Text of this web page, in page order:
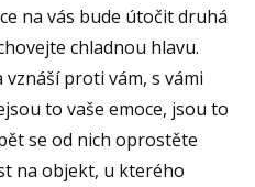
na vás bude útočit druhá
chladnou hlavu.
proti vám, s vámi
to vaše emoce, jsou to
se od nich oprostěte
na objekt, u kterého